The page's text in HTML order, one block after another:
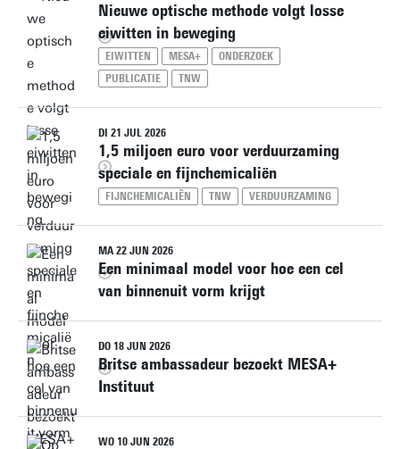
Nieuwe optische methode volgt losse
eiwitten in beweging
EIWITTEN MESA+
ONDERZOEK
PUBLICATIE
TNW
DI 21 JUL 2026
1,5 miljoen euro voor verduurzaming
speciale en fijnchemicaliën
FIJNCHEMICALIËN TNW VERDUURZAMING
MA 22 JUN 2026
Een minimaal model voor hoe een cel
van binnenuit vorm krijgt
DO 18 JUN 2026
Britse ambassadeur bezoekt MESA+
Instituut
WO 10 JUN 2026